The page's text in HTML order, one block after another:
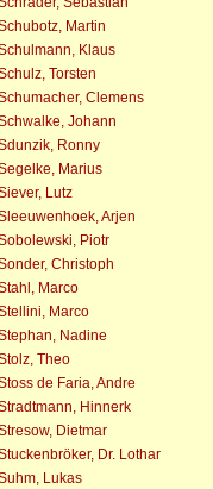
Martin
Klaus
Torsten
Clemens
Johann
Ronny
Marius
Lutz
Arjen
Piotr
Christoph
Marco
Marco
Nadine
Theo
de Faria, Andre
Hinnerk
Dietmar
Dr. Lothar
Lukas